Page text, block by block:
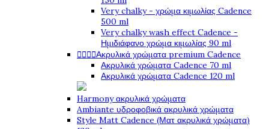
Very chalky - χρώμα κιμωλίας Cadence
500 ml
Very chalky wash effect Cadence -
Ημιδιάφανο χρώμα κιμωλίας 90 ml
Ακρυλικά χρώματα premium Cadence
Ακρυλικά χρώματα Cadence 70 ml
Ακρυλικά χρώματα Cadence 120 ml
Harmony ακρυλικά χρώματα
Ambiante υδροφοβικά ακρυλικά χρώματα
Style Matt Cadence (Ματ ακρυλικά χρώματα)